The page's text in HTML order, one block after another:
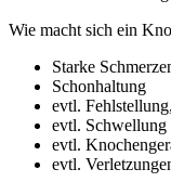
Wie macht sich ein
Starke
Schonhaltung
evtl. Fehlstellung,
evtl. Schwellung
evtl.
evtl.